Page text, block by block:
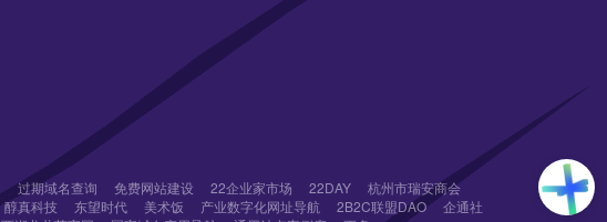
过期域名查询 免费网站建设 22企业家市场 22DAY
杭州市瑞安商会
醇真科技 东望时代 美术饭 产业数字化网址导航 2B2C联盟DAO
企通社